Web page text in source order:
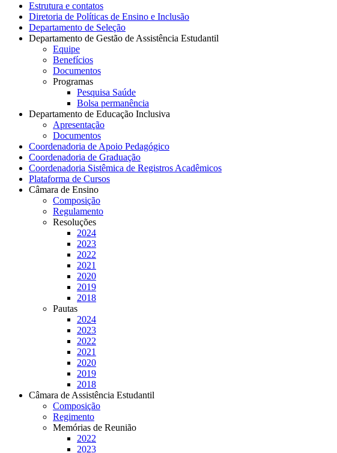
Estrutura e contatos
Diretoria de Políticas de Ensino e Inclusão
Departamento de Seleção
Departamento de Gestão de Assistência Estudantil
Equipe
Benefícios
Documentos
Programas
Pesquisa Saúde
Bolsa permanência
Departamento de Educação Inclusiva
Apresentação
Documentos
Coordenadoria de Apoio Pedagógico
Coordenadoria de Graduação
Coordenadoria Sistêmica de Registros Acadêmicos
Plataforma de Cursos
Câmara de Ensino
Composição
Regulamento
Resoluções
2024
2023
2022
2021
2020
2019
2018
Pautas
2024
2023
2022
2021
2020
2019
2018
Câmara de Assistência Estudantil
Composição
Regimento
Memórias de Reunião
2022
2023